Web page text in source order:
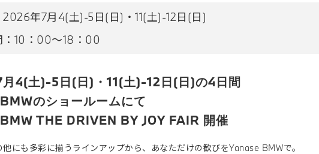
年7月4(土)-5日(日)・11(土)-12日(日)
：10：00～18：00
4(土)-5日(日)・11(土)-12日(日)の4日間
のショールームにて
THE DRIVEN BY JOY FAIR 開催
にも多彩に揃うラインアップから、あなただけの歓びをYanase BMWで。